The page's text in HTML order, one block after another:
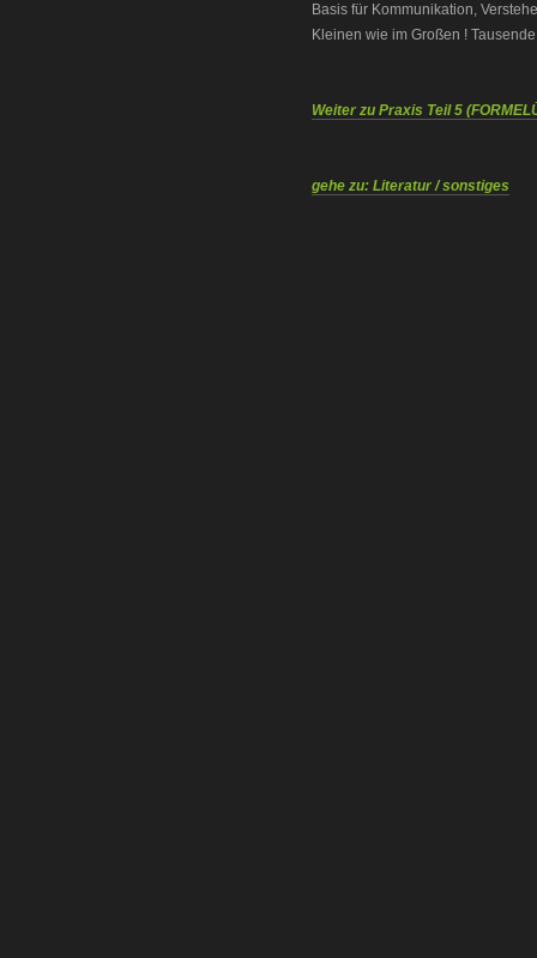
Basis für Kommunikation,
Kleinen wie im Großen !
Weiter zu Praxis Teil 5
gehe zu: Literatur / sonstiges